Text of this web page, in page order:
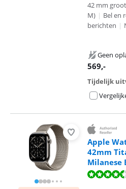
42 mm
M) | Bel en
berichten |
Geen
569,-
Tijdelijk
Apple
42mm
Milanese
Beoordeling is 9,3 van de 10,